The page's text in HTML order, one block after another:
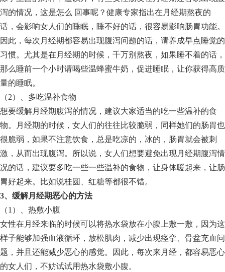
泻的情况，这是怎么 回事呢？健康专家指出在月经期熬夜的
话，会影响女人们的睡眠，睡不好的话，很容易影响肠胃功能。
因此，每次月经期都容易出现腹泻问题的话，请养成早点睡觉的
习惯。尤其是在月经期的时候，千万别熬夜，如果睡不着的话，
那么睡前一个小时请喝些温蜂蜜牛奶，促进睡眠，让你获得高质
量的睡眠。
（2）、多吃温补食物
想要缓解月经期腹泻的情况，建议大家适当的吃一些温补的食
物。月经期的时候，女人们的往往比较脆弱，同样她们的肠胃也
很脆弱，如果不注意饮食，总是吃凉的，冰的，肠胃就会被刺
激，从而出现腹泻。所以说，女人们想要避免出现月经期腹泻情
况的话，建议要多吃一些一些温补的食物，让身体暖起来，让肠
胃好起来。比如说桂圆、红糖等都很不错。
3、缓解月经期恶心的方法
（1）、热敷小腹
女性在月经来临的时候可以将热水袋放在小腹上敷一敷，因为这
样子能够加强血液循环，放松肌肉，减少出现痉挛、骨盆充血问
题，并且还能减少恶心的感觉。因此，每次来月经，都容易恶心
的女人们，不妨试试用热水袋敷小腹。